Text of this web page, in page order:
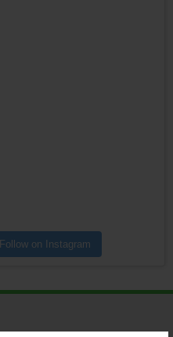
Follow on Instagram